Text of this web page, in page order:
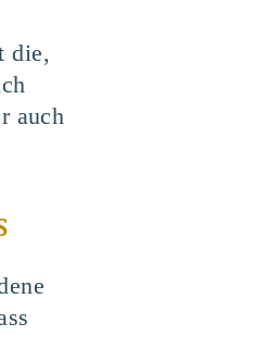
die,
auch